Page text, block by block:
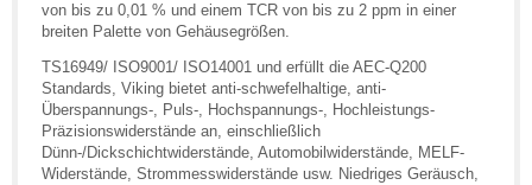
von bis zu 0,01 % und einem TCR von bis zu 2 ppm in einer
breiten Palette von Gehäusegrößen.
TS16949/ ISO9001/ ISO14001 und erfüllt die AEC-Q200
Standards, Viking bietet anti-schwefelhaltige, anti-
Überspannungs-, Puls-, Hochspannungs-, Hochleistungs-
Präzisionswiderstände an, einschließlich
Dünn-/Dickschichtwiderstände, Automobilwiderstände, MELF-
Widerstände, Strommesswiderstände usw. Niedriges Geräusch,